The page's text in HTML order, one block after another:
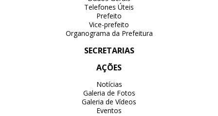
Telefones Úteis
Prefeito
Vice-prefeito
Organograma da Prefeitura
SECRETARIAS
AÇÕES
Notícias
Galeria de Fotos
Galeria de Vídeos
Eventos